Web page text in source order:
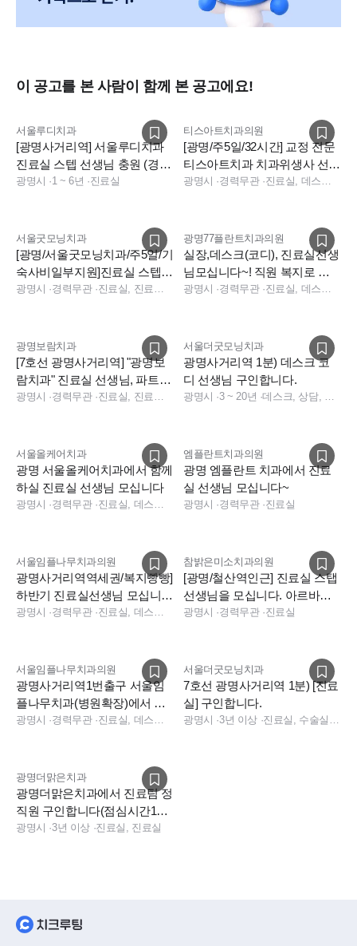
이 공고를 본 사람이 함께 본 공고에요!
서울루디치과
[광명사거리역] 서울루디치과
진료실 스텝 선생님 충원 (경력
필수)
광명시 ·1 ~ 6년 ·진료실
티스아트치과의원
[광명/주5일/32시간] 교정 전문
티스아트치과 치과위생사 선생
님 추가 채용합니다
광명시 ·경력무관·
서울굿모닝치과
[광명/서울굿모닝치과/주5일/기
숙사비일부지원]진료실 스텝
모집합니다
광명시 ·경력무관·
광명77플란트치과의원
실장,데스크(코디), 진료실선생
님모십니다~! 직원 복지로 충
원합니다!
광명시 ·경력무관·
광명보람치과
[7호선 광명사거리역] "광명보
람치과" 진료실 선생님, 파트타
임 선생님 모집합니다
광명시 ·경력무관·
서울더굿모닝치과
광명사거리역 1분) 데스크 코
디 선생님 구인합니다.
광명시 ·3 ~ 20년 ·
서울올케어치과
광명 서울올케어치과에서 함께
하실 진료실 선생님 모십니다
광명시 ·경력무관·
엠플란트치과의원
광명 엠플란트 치과에서 진료
실 선생님 모십니다~
광명시 ·경력무관·진료실
서울임플나무치과의원
광명사거리역역세권/복지빵빵]
하반기 진료실선생님 모십니
다.
광명시 ·경력무관·
참밝은미소치과의원
[광명/철산역인근] 진료실 스탭
선생님을 모십니다. 아르바이
트 가능
광명시 ·경력무관·진료실
서울임플나무치과의원
광명사거리역1번출구 서울임
플나무치과(병원확장)에서 데
스크코디/진료팀/부실장(교정
광명시 ·경력무관·
서울더굿모닝치과
7호선 광명사거리역 1분) [진료
실] 구인합니다.
광명시 ·3년 이상 ·
광명더맑은치과
광명더맑은치과에서 진료팀 정
직원 구인합니다(점심시간1시
간30분, 직원 온돌방)
광명시 ·3년 이상 ·진료실, 진료실